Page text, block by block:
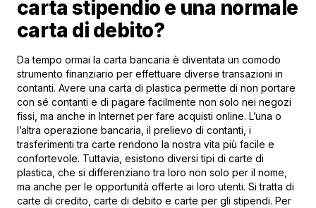
carta stipendio e una normale
carta di debito?
Da tempo ormai la carta bancaria è diventata un comodo
strumento finanziario per effettuare diverse transazioni in
contanti. Avere una carta di plastica permette di non portare
con sé contanti e di pagare facilmente non solo nei negozi
fissi, ma anche in Internet per fare acquisti online. L’una o
l’altra operazione bancaria, il prelievo di contanti, i
trasferimenti tra carte rendono la nostra vita più facile e
confortevole. Tuttavia, esistono diversi tipi di carte di
plastica, che si differenziano tra loro non solo per il nome,
ma anche per le opportunità offerte ai loro utenti. Si tratta di
carte di credito, carte di debito e carte per gli stipendi. Per